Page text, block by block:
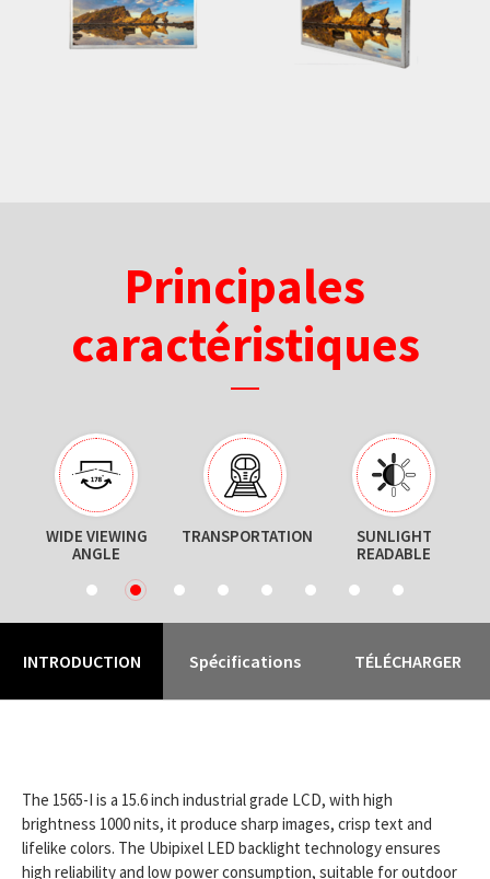
Principales
caractéristiques
WIDE VIEWING
ANGLE
TRANSPORTATION
SUNLIGHT
READABLE
2
INTRODUCTION Spécifications TÉLÉCHARGER
The 1565-I is a 15.6 inch industrial grade LCD, with high
brightness 1000 nits, it produce sharp images, crisp text and
lifelike colors. The Ubipixel LED backlight technology ensures
high reliability and low power consumption, suitable for outdoor